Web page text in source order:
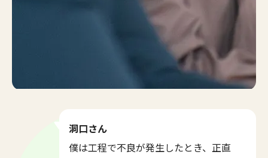
洞口さん
僕は工程で不良が発生したとき、正直